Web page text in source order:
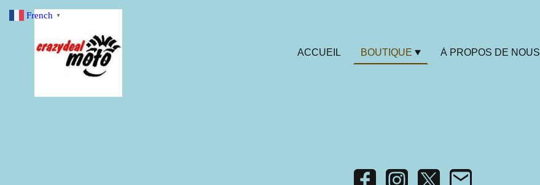
ACCUEIL BOUTIQUE À PROPOS DE NOUS
French ▼